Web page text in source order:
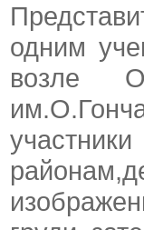
одним
возле